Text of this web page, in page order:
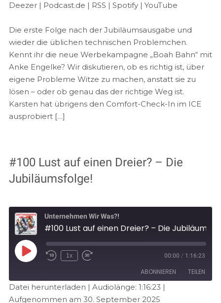
RSS FEED
EMBED
Deezer| Podcast.de | RSS | Spotify| YouTube
Die erste Folge nach der Jubiläumsausgabe und
wieder die üblichen technischen Problemchen.
Kennt ihr die neue Werbekampagne „Boah Bahn“ mit
Anke Engelke? Wir diskutieren, ob es richtig ist, über
eigene Probleme Witze zu machen, anstatt sie zu
lösen – oder ob genau das der richtige Weg ist.
Karsten hat übrigens den Comfort-Check-In im ICE
ausprobiert […]
#100 Lust auf einen Dreier? – Die
Jubiläumsfolge!
Unternehmen Wir Was?!
1x 00:00 / 1:16:23
ABONNIEREN TEILEN
Amazon Audible
Datei herunterladen | Audiolänge: 1:16:23 |
Aufgenommen am 30. September 2025